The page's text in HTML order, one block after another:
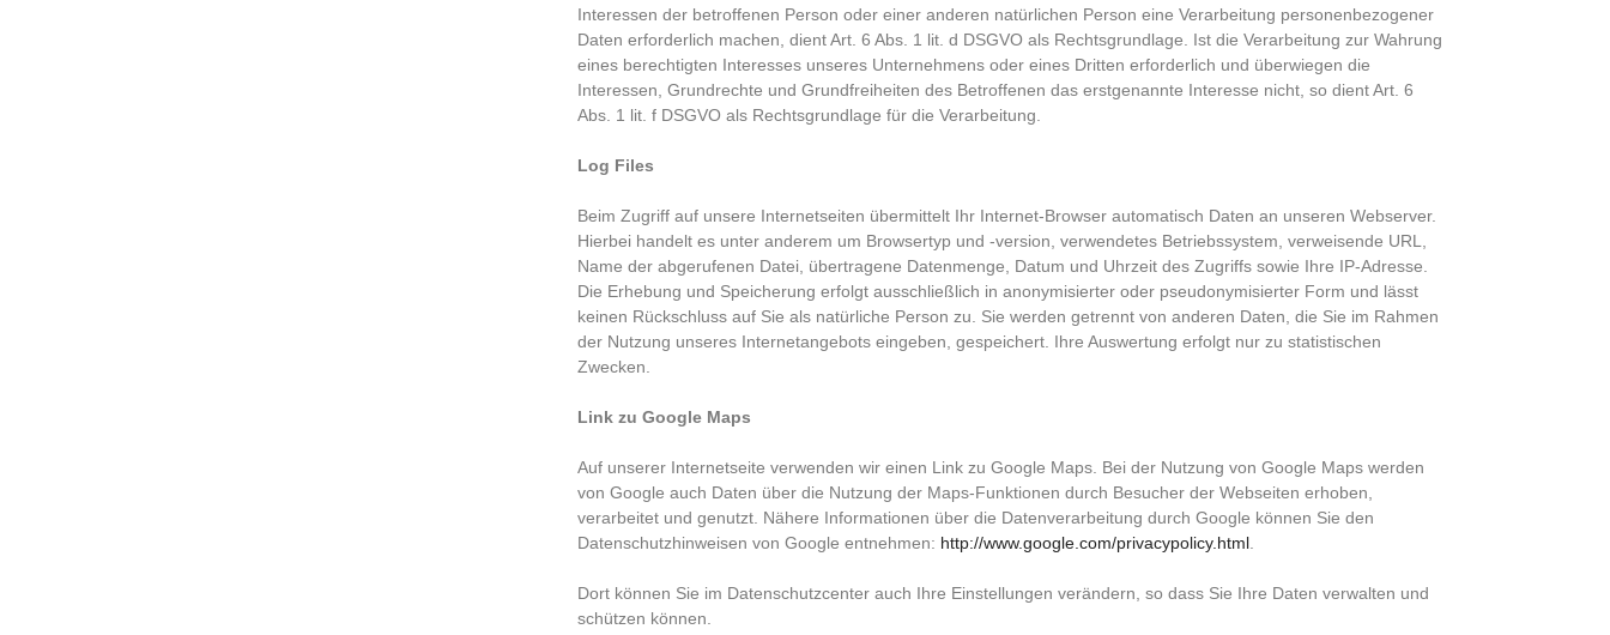
Interessen der betroffenen Person oder einer anderen natürlichen Person eine Verarbeitung personenbezogener
Daten erforderlich machen, dient Art. 6 Abs. 1 lit. d DSGVO als Rechtsgrundlage. Ist die Verarbeitung zur Wahrung
eines berechtigten Interesses unseres Unternehmens oder eines Dritten erforderlich und überwiegen die
Interessen, Grundrechte und Grundfreiheiten des Betroffenen das erstgenannte Interesse nicht, so dient Art. 6
Abs. 1 lit. f DSGVO als Rechtsgrundlage für die Verarbeitung.
Log Files
Beim Zugriff auf unsere Internetseiten übermittelt Ihr Internet-Browser automatisch Daten an unseren Webserver.
Hierbei handelt es unter anderem um Browsertyp und -version, verwendetes Betriebssystem, verweisende URL,
Name der abgerufenen Datei, übertragene Datenmenge, Datum und Uhrzeit des Zugriffs sowie Ihre IP-Adresse.
Die Erhebung und Speicherung erfolgt ausschließlich in anonymisierter oder pseudonymisierter Form und lässt
keinen Rückschluss auf Sie als natürliche Person zu. Sie werden getrennt von anderen Daten, die Sie im Rahmen
der Nutzung unseres Internetangebots eingeben, gespeichert. Ihre Auswertung erfolgt nur zu statistischen
Zwecken.
Link zu Google Maps
Auf unserer Internetseite verwenden wir einen Link zu Google Maps. Bei der Nutzung von Google Maps werden
von Google auch Daten über die Nutzung der Maps-Funktionen durch Besucher der Webseiten erhoben,
verarbeitet und genutzt. Nähere Informationen über die Datenverarbeitung durch Google können Sie den
Datenschutzhinweisen von Google entnehmen: http://www.google.com/privacypolicy.html
Dort können Sie im Datenschutzcenter auch Ihre Einstellungen verändern, so dass Sie Ihre Daten verwalten und
schützen können.